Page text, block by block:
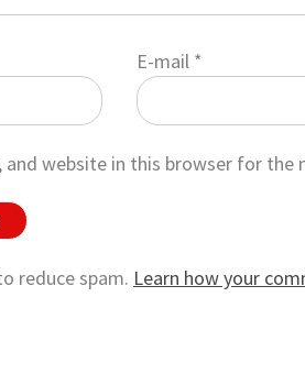
E-mail *
and website in this browser for
reduce spam. Learn how your